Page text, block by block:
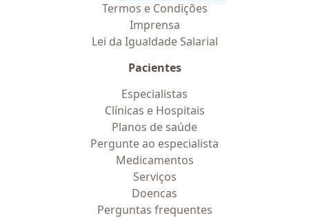
Termos e Condições
Imprensa
Lei da Igualdade Salarial
Pacientes
Especialistas
Clínicas e Hospitais
Planos de saúde
Pergunte ao especialista
Medicamentos
Serviços
Doencas
Perguntas frequentes